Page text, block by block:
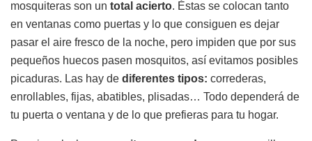
mosquiteras son un total acierto. Éstas se colocan tanto
en ventanas como puertas y lo que consiguen es dejar
pasar el aire fresco de la noche, pero impiden que por sus
pequeños huecos pasen mosquitos, así evitamos posibles
picaduras. Las hay de diferentes tipos: correderas,
enrollables, fijas, abatibles, plisadas… Todo dependerá de
tu puerta o ventana y de lo que prefieras para tu hogar.